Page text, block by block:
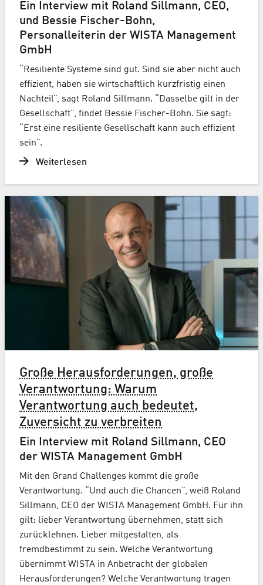
Ein Interview mit Roland Sillmann, CEO,
und Bessie Fischer-Bohn,
Personalleiterin der WISTA Management
GmbH
“Resiliente Systeme sind gut. Sind sie aber nicht auch
effizient, haben sie wirtschaftlich kurzfristig einen
Nachteil”, sagt Roland Sillmann. “Dasselbe gilt in der
Gesellschaft”, findet Bessie Fischer-Bohn. Sie sagt:
“Erst eine resiliente Gesellschaft kann auch effizient
sein”.
Weiterlesen
Große Herausforderungen, große
Verantwortung: Warum
Verantwortung auch bedeutet,
Zuversicht zu verbreiten
Ein Interview mit Roland Sillmann, CEO
der WISTA Management GmbH
Mit den Grand Challenges kommt die große
Verantwortung. “Und auch die Chancen”, weiß Roland
Sillmann, CEO der WISTA Management GmbH. Für ihn
gilt: lieber Verantwortung übernehmen, statt sich
zurücklehnen. Lieber mitgestalten, als
fremdbestimmt zu sein. Welche Verantwortung
übernimmt WISTA in Anbetracht der globalen
Herausforderungen? Welche Verantwortung tragen